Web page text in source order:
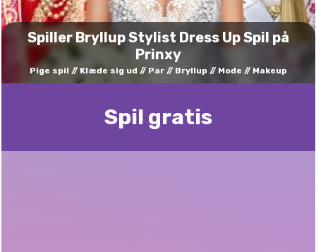
Spiller Bryllup Stylist Dress Up Spil på
Prinxy
Pige spil Klæde sig ud Par Bryllup Mode Makeup
Spil gratis